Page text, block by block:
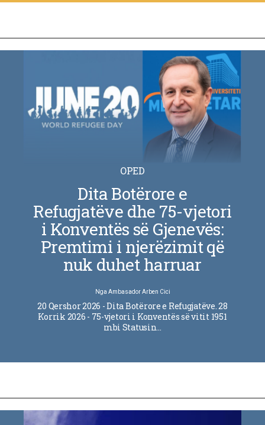
OPED
Dita Botërore e
Refugjatëve dhe 75-vjetori
i Konventës së Gjenevës:
Premtimi i njerëzimit që
nuk duhet harruar
Nga Ambasador Arben Cici
20 Qershor 2026 - Dita Botërore e Refugjatëve. 28
Korrik 2026 - 75-vjetori i Konventës së vitit 1951
mbi Statusin…